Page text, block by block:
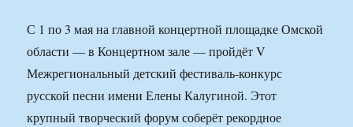
С 1 по 3 мая на главной концертной площадке Омской
области — в Концертном зале — пройдёт V
Межрегиональный детский фестиваль-конкурс
русской песни имени Елены Калугиной. Этот
крупный творческий форум соберёт рекордное